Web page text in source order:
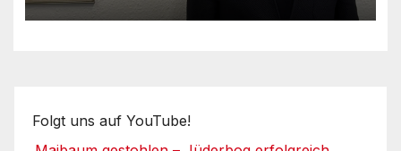
Folgt uns auf YouTube!